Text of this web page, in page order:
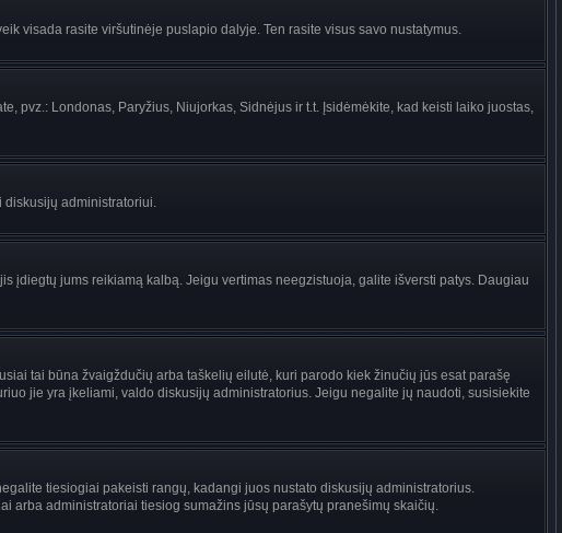
visada rasite viršutinėje puslapio dalyje. Ten rasite visus savo nustatymus.
pvz.: Londonas, Paryžius, Niujorkas, Sidnėjus ir t.t. Įsidėmėkite, kad keisti laiko juostas,
diskusijų administratoriui.
įdiegtų jums reikiamą kalbą. Jeigu vertimas neegzistuoja, galite išversti patys. Daugiau
tai būna žvaigždučių arba taškelių eilutė, kuri parodo kiek žinučių jūs esat parašę
jie yra įkeliami, valdo diskusijų administratorius. Jeigu negalite jų naudoti, susisiekite
tiesiogiai pakeisti rangų, kadangi juos nustato diskusijų administratorius.
arba administratoriai tiesiog sumažins jūsų parašytų pranešimų skaičių.